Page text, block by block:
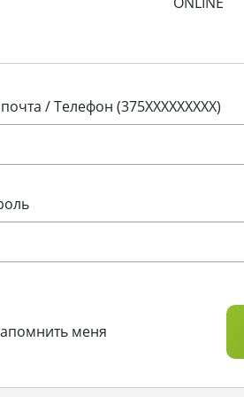
/ Телефон (375XXXXXXXXX)
меня